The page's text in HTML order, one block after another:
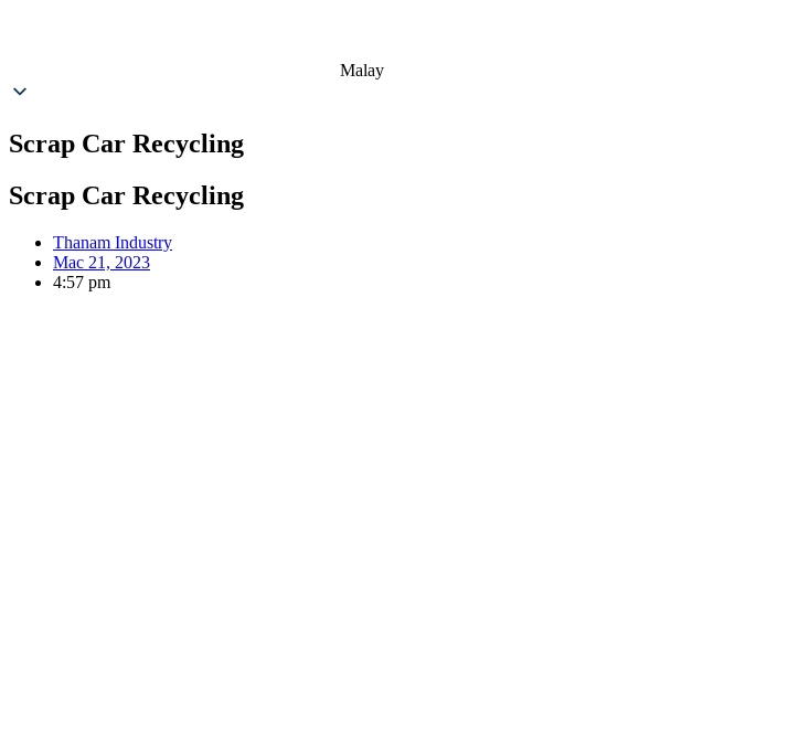
Malay
Scrap Car Recycling
Scrap Car Recycling
Thanam Industry
Mac 21, 2023
4:57 pm